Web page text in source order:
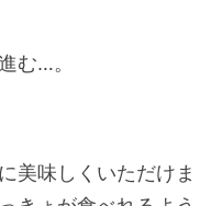
む…。
美味しくいただけま